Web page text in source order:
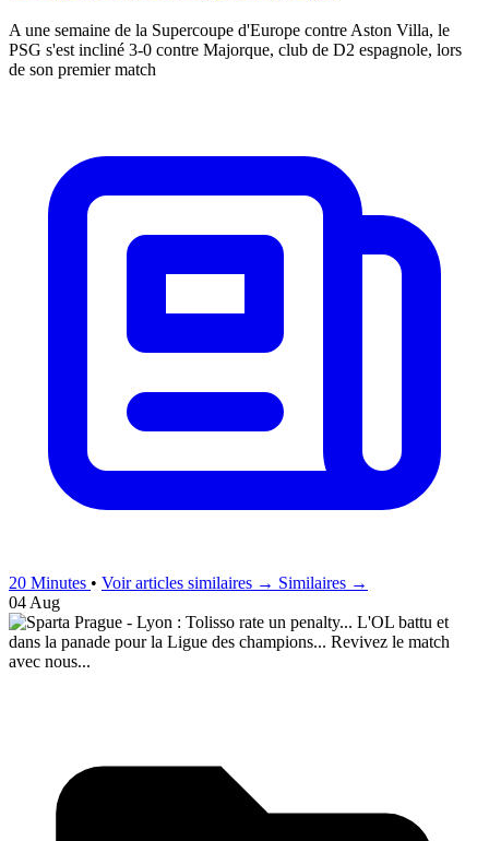
A une semaine de la Supercoupe d'Europe contre Aston Villa, le
PSG s'est incliné 3-0 contre Majorque, club de D2 espagnole, lors
de son premier match
20 Minutes • Voir articles similaires → Similaires →
04 Aug